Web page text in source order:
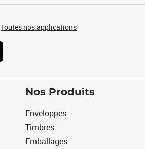
Toutes nos applications
Nos Produits
Enveloppes
Timbres
Emballages